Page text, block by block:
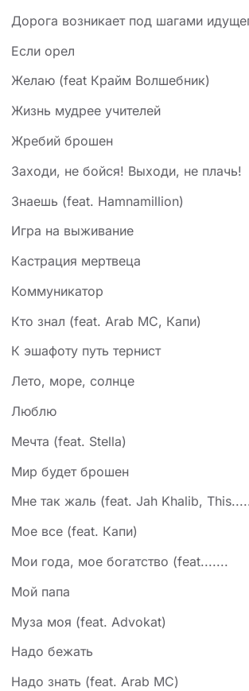
Дорога возникает под шагами
Если орел
Желаю (feat Крайм Волшебник)
Жизнь мудрее учителей
Жребий брошен
Заходи, не бойся! Выходи, не плачь!
Знаешь (feat. Hamnamillion)
Игра на выживание
Кастрация мертвеца
Коммуникатор
Кто знал (feat. Arab MC, Капи)
К эшафоту путь тернист
Лето, море, солнце
Люблю
Мечта (feat. Stella)
Мир будет брошен
Мне так жаль (feat. Jah Khalib,
Мое все (feat. Капи)
Мои года, мое богатство (feat.......
Мой папа
Муза моя (feat. Advokat)
Надо бежать
Надо знать (feat. Arab MC)